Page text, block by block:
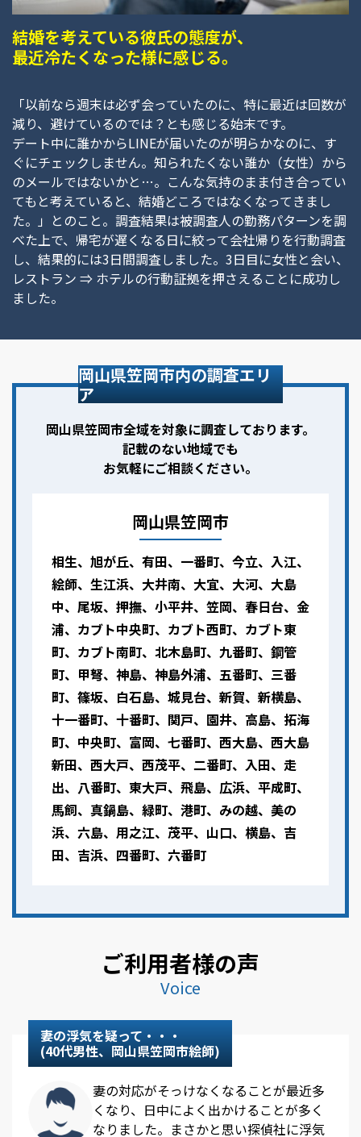
結婚を考えている彼氏の態度が、
最近冷たくなった様に感じる。
「以前なら週末は必ず会っていたのに、特に最近は回数が
減り、避けているのでは？とも感じる始末です。
デート中に誰かからLINEが届いたのが明らかなのに、す
ぐにチェックしません。知られたくない誰か（女性）から
のメールではないかと…。こんな気持のまま付き合ってい
てもと考えていると、結婚どころではなくなってきまし
た。」とのこと。調査結果は被調査人の勤務パターンを調
べた上で、帰宅が遅くなる日に絞って会社帰りを行動調査
し、結果的には3日間調査しました。3日目に女性と会い、
レストラン ⇒ ホテルの行動証拠を押さえることに成功し
ました。
岡山県笠岡市内の調査エリ
ア
岡山県笠岡市全域を対象に調査しております。
記載のない地域でも
お気軽にご相談ください。
岡山県笠岡市
相生、旭が丘、有田、一番町、今立、入江、
絵師、生江浜、大井南、大宜、大河、大島
中、尾坂、押撫、小平井、笠岡、春日台、金
浦、カブト中央町、カブト西町、カブト東
町、カブト南町、北木島町、九番町、鋼管
町、甲弩、神島、神島外浦、五番町、三番
町、篠坂、白石島、城見台、新賀、新横島、
十一番町、十番町、関戸、園井、高島、拓海
町、中央町、富岡、七番町、西大島、西大島
新田、西大戸、西茂平、二番町、入田、走
出、八番町、東大戸、飛島、広浜、平成町、
馬飼、真鍋島、緑町、港町、みの越、美の
浜、六島、用之江、茂平、山口、横島、吉
田、吉浜、四番町、六番町
ご利用者様の声
Voice
妻の浮気を疑って・・・
(40代男性、岡山県笠岡市絵師)
妻の対応がそっけなくなることが最近多
くなり、日中によく出かけることが多く
なりました。まさかと思い探偵社に浮気